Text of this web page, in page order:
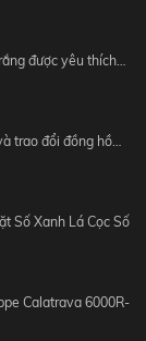
được yêu thích…
trao đổi đồng hồ…
Số Xanh Lá Cọc Số
Calatrava 6000R-